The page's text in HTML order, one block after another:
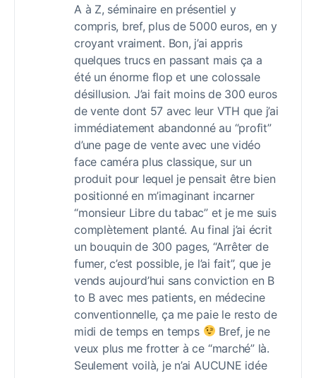
A à Z, séminaire en présentiel y
compris, bref, plus de 5000 euros, en y
croyant vraiment. Bon, j’ai appris
quelques trucs en passant mais ça a
été un énorme flop et une colossale
désillusion. J’ai fait moins de 300 euros
de vente dont 57 avec leur VTH que j’ai
immédiatement abandonné au “profit”
d’une page de vente avec une vidéo
face caméra plus classique, sur un
produit pour lequel je pensait être bien
positionné en m’imaginant incarner
“monsieur Libre du tabac” et je me suis
complètement planté. Au final j’ai écrit
un bouquin de 300 pages, “Arrêter de
fumer, c’est possible, je l’ai fait”, que je
vends aujourd’hui sans conviction en B
to B avec mes patients, en médecine
conventionnelle, ça me paie le resto de
midi de temps en temps
Bref, je ne
veux plus me frotter à ce “marché” là.
Seulement voilà, je n’ai AUCUNE idée